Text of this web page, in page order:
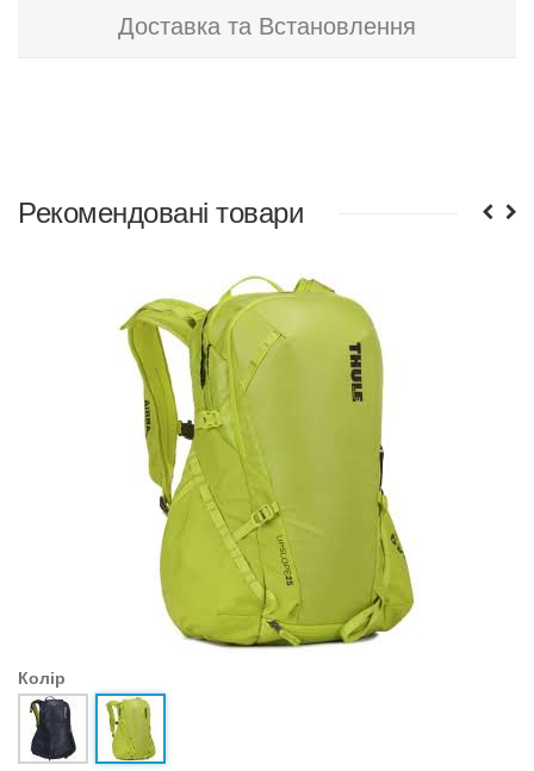
Доставка та Встановлення
Рекомендовані товари
Колір